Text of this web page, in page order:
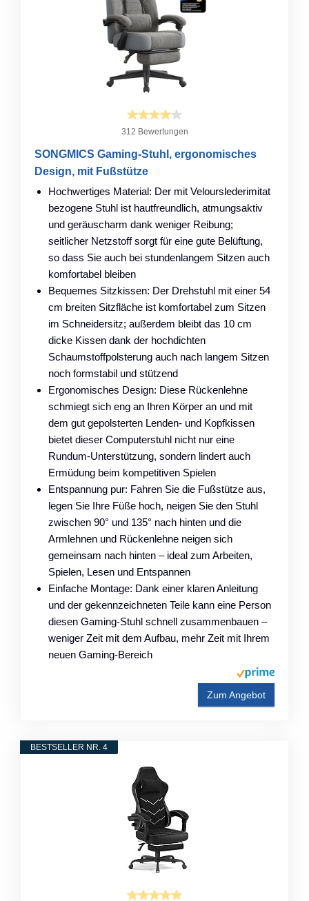
312 Bewertungen
SONGMICS Gaming-Stuhl, ergonomisches
Design, mit Fußstütze
Hochwertiges Material: Der mit Velourslederimitat
bezogene Stuhl ist hautfreundlich, atmungsaktiv
und geräuscharm dank weniger Reibung;
seitlicher Netzstoff sorgt für eine gute Belüftung,
so dass Sie auch bei stundenlangem Sitzen auch
komfortabel bleiben
Bequemes Sitzkissen: Der Drehstuhl mit einer 54
cm breiten Sitzfläche ist komfortabel zum Sitzen
im Schneidersitz; außerdem bleibt das 10 cm
dicke Kissen dank der hochdichten
Schaumstoffpolsterung auch nach langem Sitzen
noch formstabil und stützend
Ergonomisches Design: Diese Rückenlehne
schmiegt sich eng an Ihren Körper an und mit
dem gut gepolsterten Lenden- und Kopfkissen
bietet dieser Computerstuhl nicht nur eine
Rundum-Unterstützung, sondern lindert auch
Ermüdung beim kompetitiven Spielen
Entspannung pur: Fahren Sie die Fußstütze aus,
legen Sie Ihre Füße hoch, neigen Sie den Stuhl
zwischen 90° und 135° nach hinten und die
Armlehnen und Rückenlehne neigen sich
gemeinsam nach hinten – ideal zum Arbeiten,
Spielen, Lesen und Entspannen
Einfache Montage: Dank einer klaren Anleitung
und der gekennzeichneten Teile kann eine Person
diesen Gaming-Stuhl schnell zusammenbauen –
weniger Zeit mit dem Aufbau, mehr Zeit mit Ihrem
neuen Gaming-Bereich
Zum Angebot
BESTSELLER NR. 4